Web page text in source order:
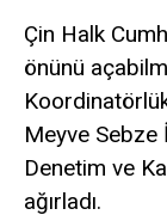
Çin Halk
önünü
Meyve Sebze
Denetim ve
ağırladı.